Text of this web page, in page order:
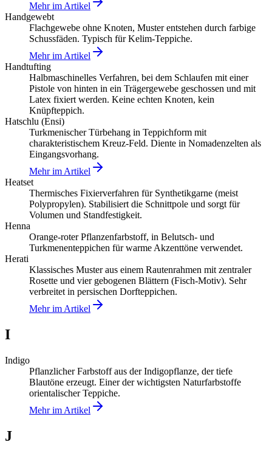
Mehr im Artikel
Handgewebt
Flachgewebe ohne Knoten, Muster entstehen durch farbige
Schussfäden. Typisch für Kelim-Teppiche.
Mehr im Artikel
Handtufting
Halbmaschinelles Verfahren, bei dem Schlaufen mit einer
Pistole von hinten in ein Trägergewebe geschossen und mit
Latex fixiert werden. Keine echten Knoten, kein
Knüpfteppich.
Hatschlu (Ensi)
Turkmenischer Türbehang in Teppichform mit
charakteristischem Kreuz-Feld. Diente in Nomadenzelten als
Eingangsvorhang.
Mehr im Artikel
Heatset
Thermisches Fixierverfahren für Synthetikgarne (meist
Polypropylen). Stabilisiert die Schnittpole und sorgt für
Volumen und Standfestigkeit.
Henna
Orange-roter Pflanzenfarbstoff, in Belutsch- und
Turkmenenteppichen für warme Akzenttöne verwendet.
Herati
Klassisches Muster aus einem Rautenrahmen mit zentraler
Rosette und vier gebogenen Blättern (Fisch-Motiv). Sehr
verbreitet in persischen Dorfteppichen.
Mehr im Artikel
I
Indigo
Pflanzlicher Farbstoff aus der Indigopflanze, der tiefe
Blautöne erzeugt. Einer der wichtigsten Naturfarbstoffe
orientalischer Teppiche.
Mehr im Artikel
J